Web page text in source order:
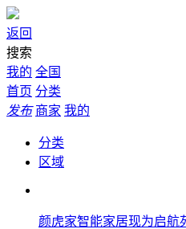
返回
搜索
我的 全国
首页 分类
发布 商家 我的
分类
区域
颜虎家智能家居现为启航